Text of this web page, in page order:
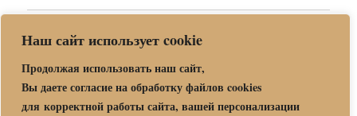
Наш сайт использует cookie
Продолжая использовать наш сайт,
Вы даете согласие на обработку файлов cookies
для корректной работы сайта, вашей персонализации
Адреса МФЦ МО